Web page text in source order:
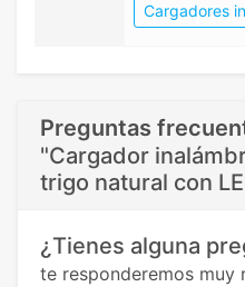
Cargadores
Preguntas
"Cargador
trigo natural con
¿Tienes alguna
te responderemos muy